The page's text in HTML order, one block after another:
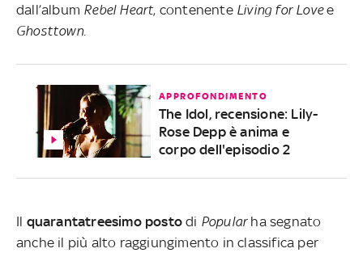
dall’album Rebel Heart, contenente Living for Lovee
Ghosttown.
APPROFONDIMENTO
The Idol, recensione: Lily-
Rose Depp è anima e
corpo dell'episodio 2
Il quarantatreesimo posto di Popularha segnato
anche il più alto raggiungimento in classifica per